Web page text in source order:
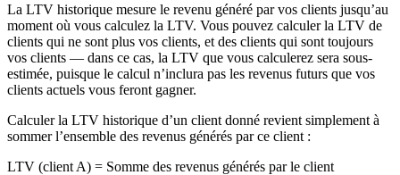
La LTV historique mesure le revenu généré par vos clients jusqu’au
moment où vous calculez la LTV. Vous pouvez calculer la LTV de
clients qui ne sont plus vos clients, et des clients qui sont toujours
vos clients — dans ce cas, la LTV que vous calculerez sera sous-
estimée, puisque le calcul n’inclura pas les revenus futurs que vos
clients actuels vous feront gagner.
Calculer la LTV historique d’un client donné revient simplement à
sommer l’ensemble des revenus générés par ce client :
LTV (client A) = Somme des revenus générés par le client